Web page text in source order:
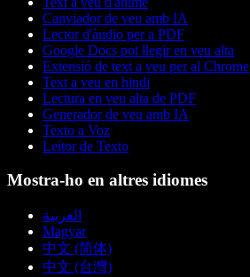
Canviador de veu amb IA
Lector d'àudio per a PDF
Google Docs pot llegir en veu alta
Extensió de text a veu per al Chrome
Text a veu en hindi
Lectura en veu alta de PDF
Generador de veu amb IA
Texto a Voz
Leitor de Texto
Mostra-ho en altres idiomes
العربية
Magyar
中文 (简体)
中文 (台灣)